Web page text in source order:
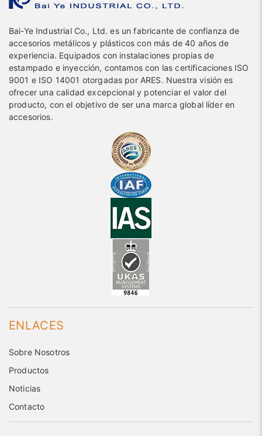
Bai-Ye Industrial Co., Ltd. es un fabricante de confianza de
accesorios metálicos y plásticos con más de 40 años de
experiencia. Equipados con instalaciones propias de
estampado e inyección, contamos con las certificaciones ISO
9001 e ISO 14001 otorgadas por ARES. Nuestra visión es
ofrecer una calidad excepcional y potenciar el valor del
producto, con el objetivo de ser una marca global líder en
accesorios.
ENLACES
Sobre Nosotros
Productos
Noticias
Contacto